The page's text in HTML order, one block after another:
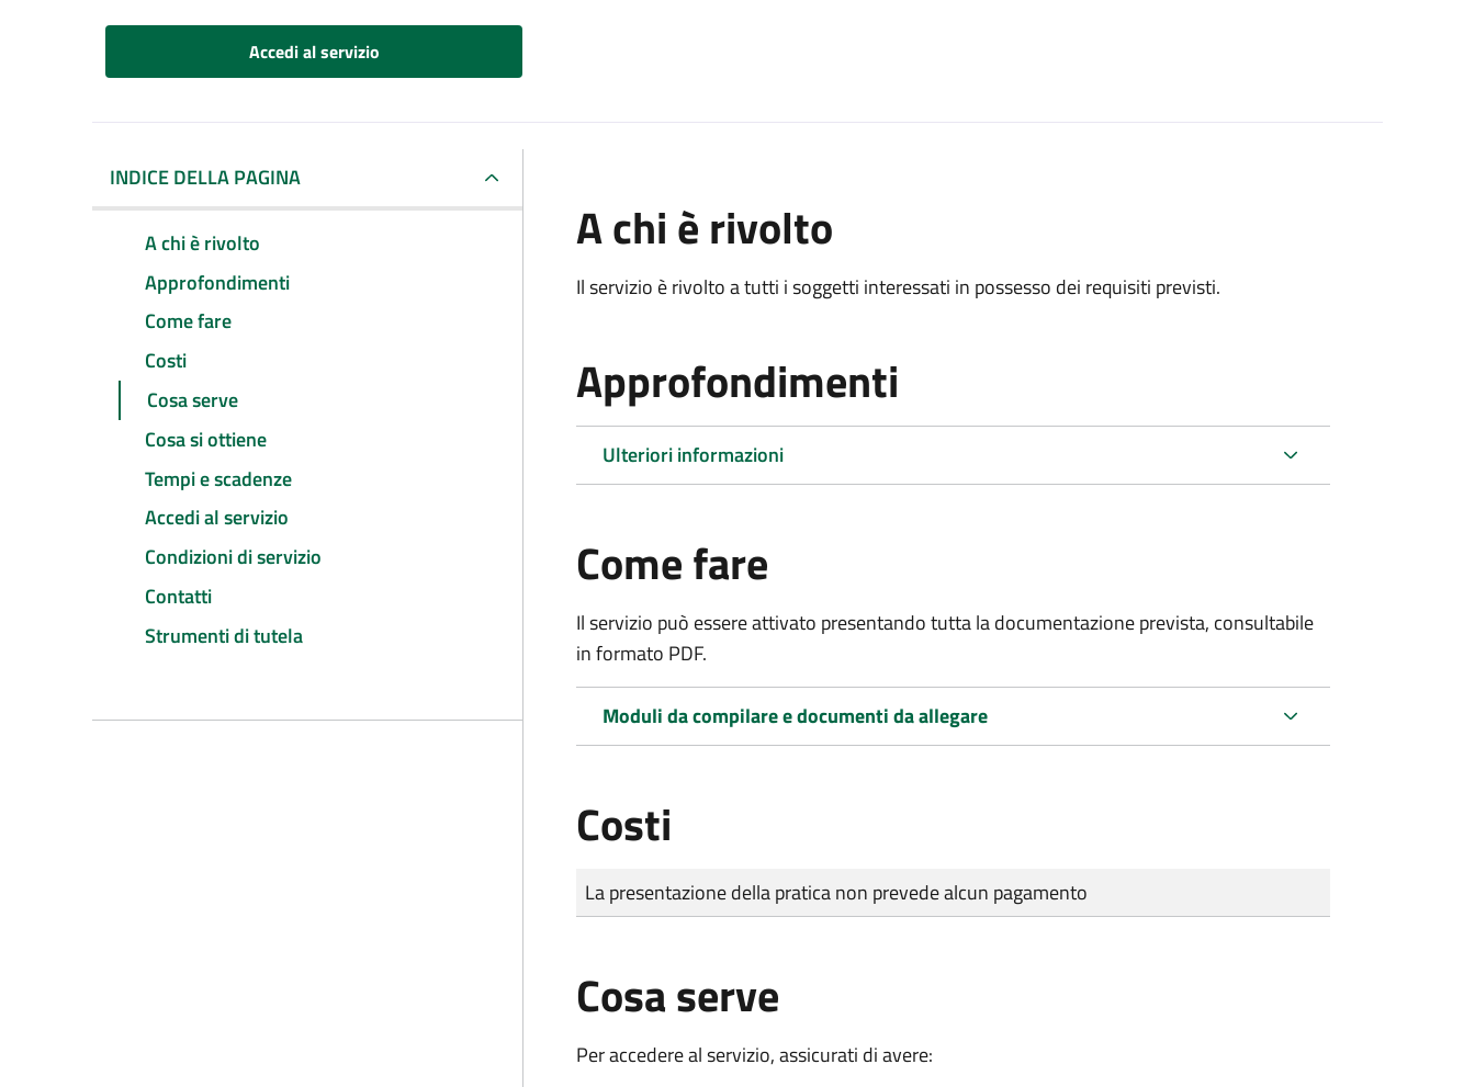
Accedi al servizio
INDICE DELLA PAGINA
A chi è rivolto
Approfondimenti
Come fare
Costi
Cosa serve
Cosa si ottiene
Tempi e scadenze
Accedi al servizio
Condizioni di servizio
Contatti
Strumenti di tutela
A chi è rivolto
Il servizio è rivolto a tutti i soggetti interessati in possesso dei requisiti previsti.
Approfondimenti
Ulteriori informazioni
Come fare
Il servizio può essere attivato presentando tutta la documentazione prevista, consultabile
in formato PDF.
Moduli da compilare e documenti da allegare
Costi
Tipo di pagamento
Importo
La presentazione della pratica non prevede alcun pagamento
Cosa serve
Per accedere al servizio, assicurati di avere: